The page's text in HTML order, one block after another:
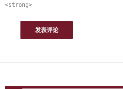
<strong>